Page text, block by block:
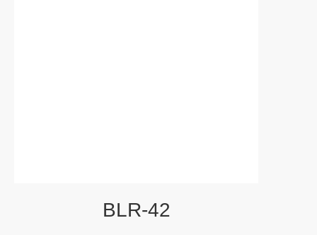
BLR-42